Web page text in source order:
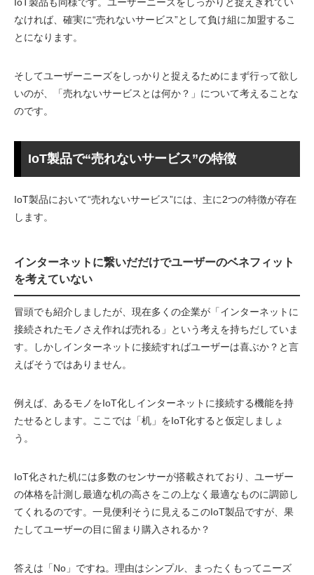
なければ、確実に“売れないサービス”として負け組に加盟するこ
とになります。
そしてユーザーニーズをしっかりと捉えるためにまず行って欲し
いのが、「売れないサービスとは何か？」について考えることな
のです。
IoT製品で“売れないサービス”の特徴
IoT製品において“売れないサービス”には、主に2つの特徴が存在
します。
インターネットに繋いだだけでユーザーのベネフィット
を考えていない
冒頭でも紹介しましたが、現在多くの企業が「インターネットに
接続されたモノさえ作れば売れる」という考えを持ちだしていま
す。しかしインターネットに接続すればユーザーは喜ぶか？と言
えばそうではありません。
例えば、あるモノをIoT化しインターネットに接続する機能を持
たせるとします。ここでは「机」をIoT化すると仮定しましょ
う。
IoT化された机には多数のセンサーが搭載されており、ユーザー
の体格を計測し最適な机の高さをこの上なく最適なものに調節し
てくれるのです。一見便利そうに見えるこのIoT製品ですが、果
たしてユーザーの目に留まり購入されるか？
答えは「No」ですね。理由はシンプル、まったくもってニーズ